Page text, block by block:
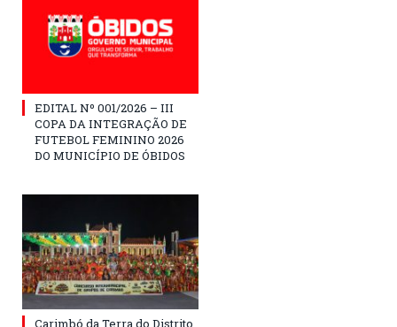
EDITAL Nº 001/2026 – III
COPA DA INTEGRAÇÃO DE
FUTEBOL FEMININO 2026
DO MUNICÍPIO DE ÓBIDOS
Carimbó da Terra do Distrito